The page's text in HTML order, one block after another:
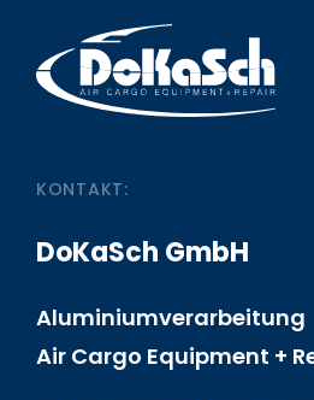
KONTAKT:
DoKaSch GmbH
Aluminiumverarbeitung
Air Cargo Equipment +